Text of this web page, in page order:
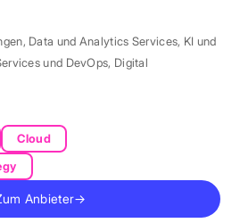
, Data und Analytics Services, KI und
und DevOps, Digital
Cloud
Anbieter→